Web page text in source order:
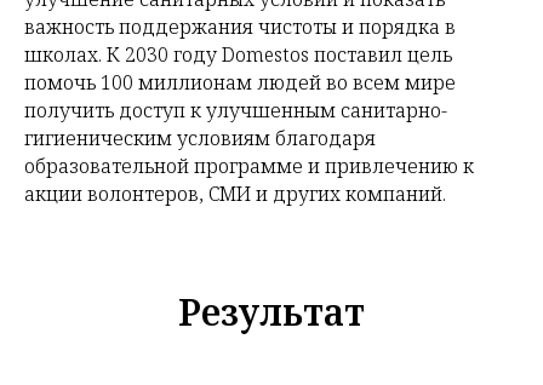
важность поддержания чистоты и порядка в
школах. К 2030 году Domestos поставил цель
помочь 100 миллионам людей во всем мире
получить доступ к улучшенным санитарно-
гигиеническим условиям благодаря
образовательной программе и привлечению к
акции волонтеров, СМИ и других компаний.
Результат